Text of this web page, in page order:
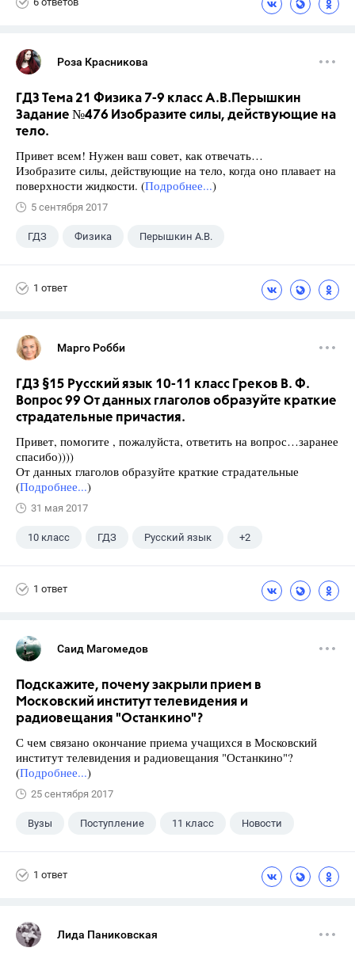
Роза Красникова
ГДЗ Тема 21 Физика 7-9 класс А.В.Перышкин
Задание №476 Изобразите силы, действующие на
тело.
Привет всем! Нужен ваш совет, как отвечать…
Изобразите силы, действующие на тело, когда оно плавает на
поверхности жидкости. (Подробнее...)
5 сентября 2017
ГДЗ Физика Перышкин А.В.
1 ответ
Марго Робби
ГДЗ §15 Русский язык 10-11 класс Греков В. Ф.
Вопрос 99 От данных глаголов образуйте краткие
страдательные причастия.
Привет, помогите , пожалуйста, ответить на вопрос…заранее
спасибо))))
От данных глаголов образуйте краткие страдательные
(Подробнее...)
31 мая 2017
10 класс ГДЗ Русский язык +2
1 ответ
Саид Магомедов
Подскажите, почему закрыли прием в
Московский институт телевидения и
радиовещания "Останкино"?
С чем связано окончание приема учащихся в Московский
институт телевидения и радиовещания "Останкино"?
(Подробнее...)
25 сентября 2017
Вузы Поступление 11 класс Новости
1 ответ
Лида Паниковская